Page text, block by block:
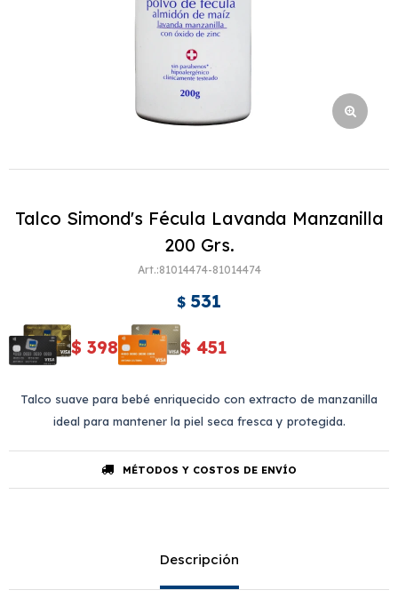
Talco Simond's Fécula Lavanda Manzanilla
200 Grs.
81014474-81014474
$ 531
$ 398 $ 451
Talco suave para bebé enriquecido con extracto de manzanilla
ideal para mantener la piel seca fresca y protegida.
MÉTODOS Y COSTOS DE ENVÍO
Descripción